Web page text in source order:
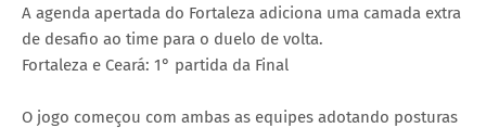
A agenda apertada do Fortaleza adiciona uma camada extra
de desafio ao time para o duelo de volta.
Fortaleza e Ceará: 1° partida da Final
O jogo começou com ambas as equipes adotando posturas